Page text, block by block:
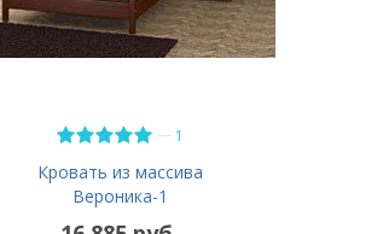
— 1
Кровать из массива
Вероника-1